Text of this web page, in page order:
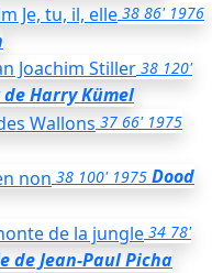
38 86' 1976
38 120'
de Harry Kümel
37 66' 1975
38 100' 1975 Dood
34 78'
de Jean-Paul Picha